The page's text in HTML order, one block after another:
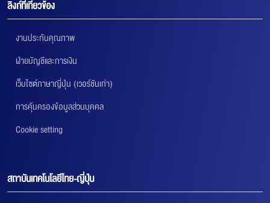
ลิงก์ที่เกี่ยวข้อง
งานประกันคุณภาพ
ฝ่ายบัญชีและการเงิน
เว็บไซต์ภาษาญี่ปุ่น (เวอร์ชันเก่า)
การคุ้มครองข้อมูลส่วนบุคคล
Cookie setting
สถาบันเทคโนโลยีไทย-ญี่ปุ่น